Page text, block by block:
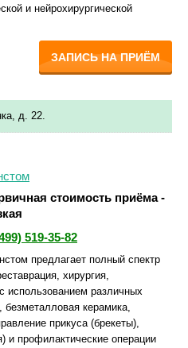
и нейрохирургической
ЗАПИСЬ НА ПРИЁМ
д. 22.
стоимость приёма -
519-35-82
предлагает полный спектр
хирургия,
использованием различных
безметалловая керамика,
прикуса (брекеты),
и профилактические операции